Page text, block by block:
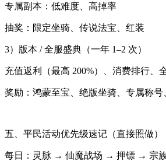
专属副本：低难度、高掉率
抽奖：限定坐骑、传说法宝、红装
3）版本 / 全服盛典（一年 1–2 次）
充值返利（最高 200%）、消费排行、
奖励：鸿蒙至宝、绝版坐骑、专属称号
五、平民活动优先级速记（直接照做）
每日：灵脉 → 仙魔战场 → 押镖 → 宗